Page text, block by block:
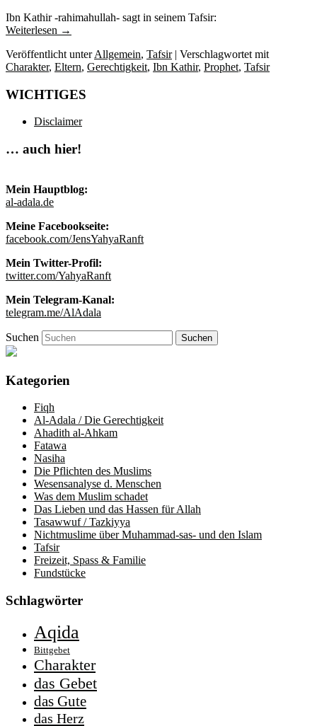
Ibn Kathir -rahimahullah- sagt in seinem Tafsir:
Weiterlesen →
Veröffentlicht unter Allgemein, Tafsir | Verschlagwortet mit
Charakter, Eltern, Gerechtigkeit, Ibn Kathir, Prophet, Tafsir
WICHTIGES
Disclaimer
… auch hier!
Mein Hauptblog:
al-adala.de
Meine Facebookseite:
facebook.com/JensYahyaRanft
Mein Twitter-Profil:
twitter.com/YahyaRanft
Mein Telegram-Kanal:
telegram.me/AlAdala
Suchen
Kategorien
Fiqh
Al-Adala / Die Gerechtigkeit
Ahadith al-Ahkam
Fatawa
Nasiha
Die Pflichten des Muslims
Wesensanalyse d. Menschen
Was dem Muslim schadet
Das Lieben und das Hassen für Allah
Tasawwuf / Tazkiyya
Nichtmuslime über Muhammad-sas- und den Islam
Tafsir
Freizeit, Spass & Familie
Fundstücke
Schlagwörter
Aqida
Bittgebet
Charakter
das Gebet
das Gute
das Herz